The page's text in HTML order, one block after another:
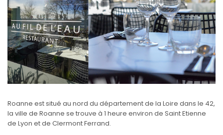
Roanne est situé au nord du département de la Loire dans le 42,
la ville de Roanne se trouve à 1 heure environ de Saint Etienne
de Lyon et de Clermont Ferrand.